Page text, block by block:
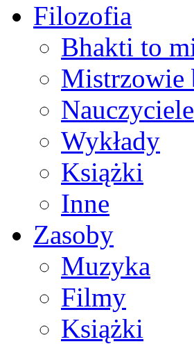
Filozofia
Bhakti to
Mistrzowie
Wykłady
Książki
Inne
Zasoby
Muzyka
Filmy
Książki